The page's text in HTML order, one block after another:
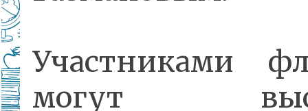
Участниками
могут